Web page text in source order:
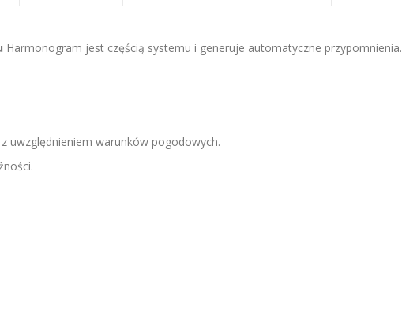
Harmonogram jest częścią systemu i generuje automatyczne przypomnienia.
uwzględnieniem warunków pogodowych.